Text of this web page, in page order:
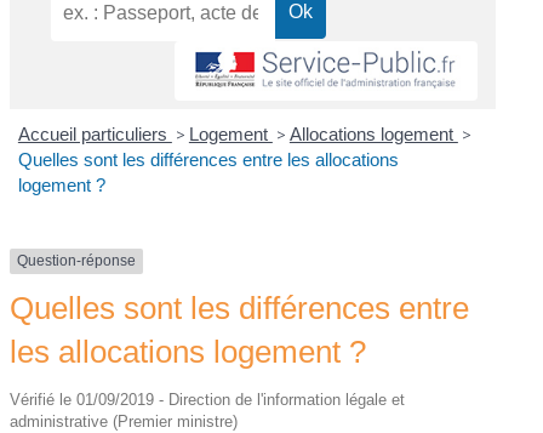
Accueil particuliers > Logement > Allocations logement >
Quelles sont les différences entre les allocations
logement ?
Question-réponse
Quelles sont les différences entre
les allocations logement ?
Vérifié le 01/09/2019 - Direction de l'information légale et
administrative (Premier ministre)